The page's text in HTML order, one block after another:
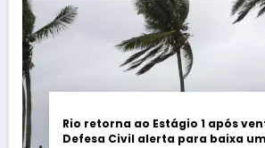
Rio retorna ao Estágio 1 após
Defesa Civil alerta para baixa